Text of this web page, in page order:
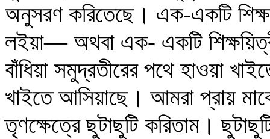
অনুসরণ করিতেছে। এক-একটি
লইয়া— অথবা এক- একটি
বাঁধিয়া সমুদ্রতীরের পথে হাওয়া
খাইতে আসিয়াছে। আমরা প্রায়
তৃণক্ষেত্রে ছুটাছুটি করিতাম।